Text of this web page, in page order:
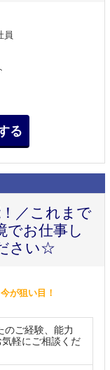
員
／これまで
でお仕事し
さい☆
今が狙い目！
のご経験、能力
軽にご相談くだ